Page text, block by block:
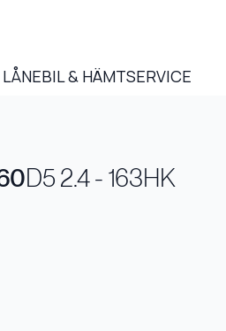
LÅNEBIL & HÄMTSERVICE
D5 2.4 - 163HK